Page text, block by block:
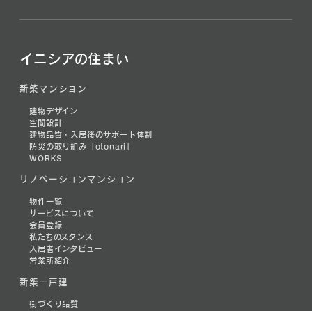
イニシアの住まい
新築マンション
建物デザイン
空間設計
建物品質・入居後のサポート体制
防災の取り組み「otonari」
WORKS
リノベーションマンション
物件一覧
サービスについて
会員登録
私たちのスタンス
入居者インタビュー
営業所紹介
新築一戸建
街づくり品質